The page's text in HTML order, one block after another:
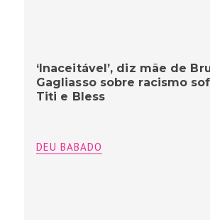
‘Inaceitável’, diz mãe de
Gagliasso sobre racismo
Titi e Bless
DEU BABADO